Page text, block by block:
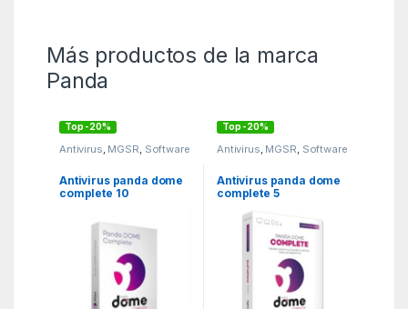
Más productos de la marca
Panda
Top -20%
Antivirus MGSR Software
Antivirus panda dome
complete 10
Top -20%
Antivirus MGSR Software
Antivirus panda dome
complete 5